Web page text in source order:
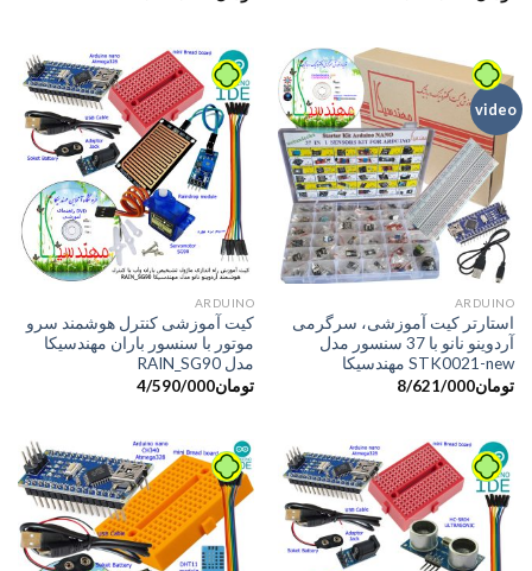
video
ARDUINO
استارتر کیت آموزشی، سرگرمی
آردوینو نانو با 37 سنسور مدل
STK0021-new مهندسیکا
تومان8/621/000
ARDUINO
کیت آموزشی کنترل هوشمند سرو
موتور با سنسور باران مهندسیکا
مدل RAIN_SG90
تومان4/590/000